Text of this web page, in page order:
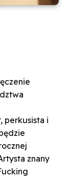
perkusista i
znany